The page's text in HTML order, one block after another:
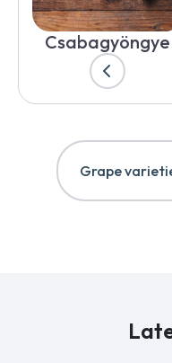
Csabagyöngye
Grape